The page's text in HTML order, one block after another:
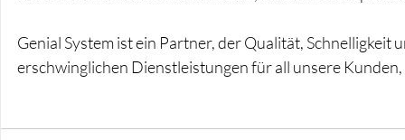
Genial System ist ein Partner, der Qualität,
erschwinglichen Dienstleistungen für all unsere